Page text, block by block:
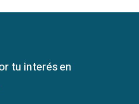
tu interés en